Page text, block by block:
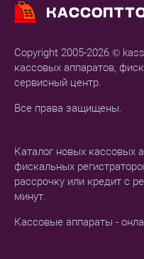
Copyright 2005-2026 ©
кассовых аппаратов,
сервисный центр.
Все права защищены.
Каталог новых кассовых
фискальных
рассрочку или кредит с
минут.
Кассовые аппараты -